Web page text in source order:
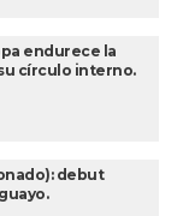
endurece la
círculo interno.
debut